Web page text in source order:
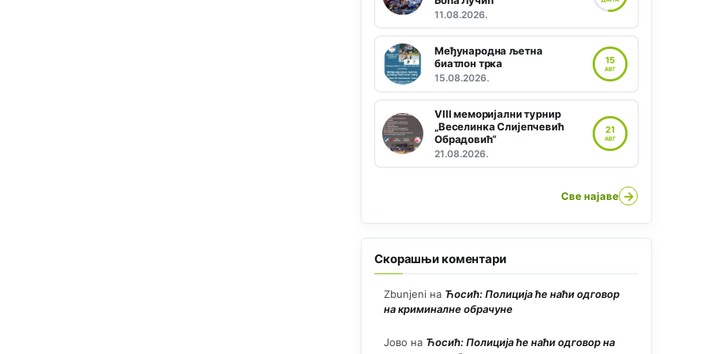
11.08.2026.
Међународна љетна
биатлон трка
15.08.2026.
15
АВГ
VIII меморијални турнир
„Веселинка Слијепчевић
Обрадовић“
21.08.2026.
21
АВГ
Све најаве →
Скорашњи коментари
Zbunjeni на Ћосић: Полиција ће наћи одговор
на криминалне обрачуне
Јово на Ћосић: Полиција ће наћи одговор на